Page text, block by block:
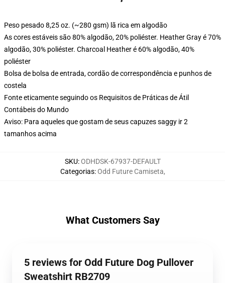
Peso pesado 8,25 oz. (~280 gsm) lã rica em algodão
As cores estáveis são 80% algodão, 20% poliéster. Heather Gray é 70%
algodão, 30% poliéster. Charcoal Heather é 60% algodão, 40%
poliéster
Bolsa de bolsa de entrada, cordão de correspondência e punhos de
costela
Fonte eticamente seguindo os Requisitos de Práticas de Átil
Contábeis do Mundo
Aviso: Para aqueles que gostam de seus capuzes saggy ir 2
tamanhos acima
SKU:ODHDSK-67937-DEFAULT
Categorias:Odd Future Camiseta,
What Customers Say
5 reviews for Odd Future Dog Pullover
Sweatshirt RB2709